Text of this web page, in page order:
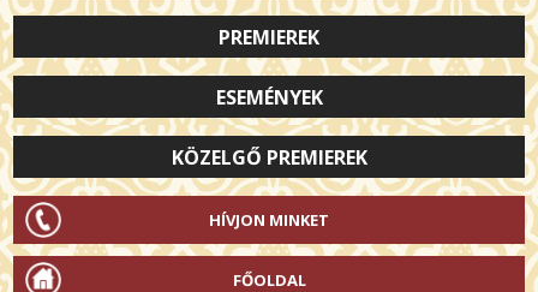
PREMIEREK
ESEMÉNYEK
KÖZELGŐ PREMIEREK
HÍVJON MINKET
FŐOLDAL